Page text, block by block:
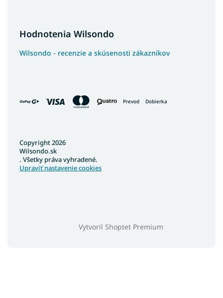
Hodnotenia Wilsondo
Wilsondo - recenzie a skúsenosti zákazníkov
Prevod Dobierka
Vytvoril Shoptet Premium
Copyright 2026
Wilsondo.sk
. Všetky práva vyhradené.
Upraviť nastavenie cookies